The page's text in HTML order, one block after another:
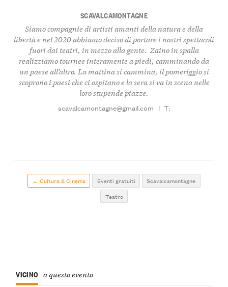
SCAVALCAMONTAGNE
Siamo compagnie di artisti amanti della natura e della
libertà e nel 2020 abbiamo deciso di portare i nostri spettacoli
fuori dai teatri, in mezzo alla gente. Zaino in spalla
realizziamo tournee interamente a piedi, camminando da
un paese all’altro. La mattina si cammina, il pomeriggio si
scoprono i paesi che ci ospitano e la sera si va in scena nelle
loro stupende piazze.
scavalcamontagne@gmail.com | T:
← Cultura & Cinema Eventi gratuiti
Scavalcamontagne
Teatro
VICINO a questo evento